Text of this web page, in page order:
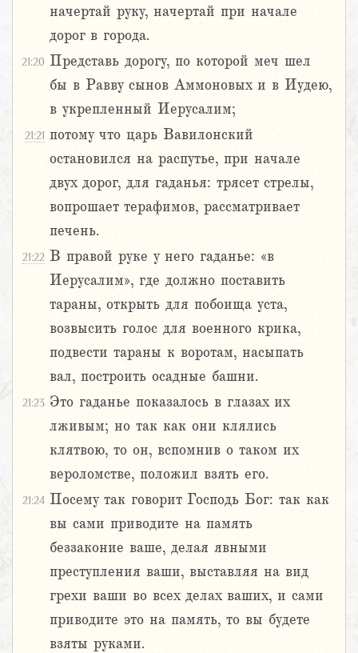
начертай руку, начертай при начале
дорог в города.
21:20 Представь дорогу, по которой меч шел
бы в Равву сынов Аммоновых и в Иудею,
в укрепленный Иерусалим;
21:21 потому что царь Вавилонский
остановился на распутье, при начале
двух дорог, для гаданья: трясет стрелы,
вопрошает терафимов, рассматривает
печень.
21:22 В правой руке у него гаданье: «в
Иерусалим», где должно поставить
тараны, открыть для побоища уста,
возвысить голос для военного крика,
подвести тараны к воротам, насыпать
вал, построить осадные башни.
21:23 Это гаданье показалось в глазах их
лживым; но так как они клялись
клятвою, то он, вспомнив о таком их
вероломстве, положил взять его.
21:24 Посему так говорит Господь Бог: так как
вы сами приводите на память
беззаконие ваше, делая явными
преступления ваши, выставляя на вид
грехи ваши во всех делах ваших, и сами
приводите это на память, то вы будете
взяты руками.